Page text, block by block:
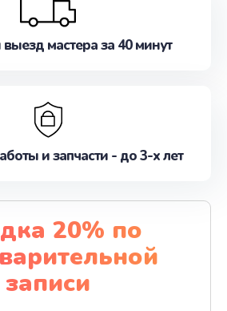
мастера за 40 минут
и запчасти - до 3-х лет
20% по
записи